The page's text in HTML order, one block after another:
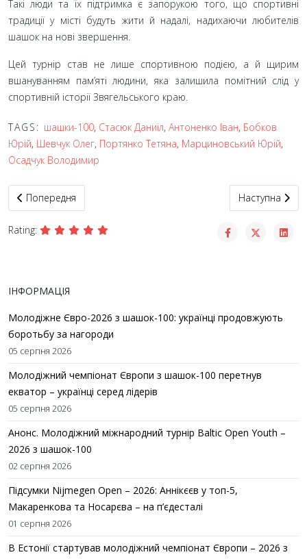
Такі люди та їх підтримка є запорукою того, що спортивні
традиції у місті будуть жити й надалі, надихаючи любителів
шашок на нові звершення.
Цей турнір став не лише спортивною подією, а й щирим
вшануванням пам’яті людини, яка залишила помітний слід у
спортивній історії Звягельського краю.
TAGS: шашки-100, Стасюк Даниїл, Антоненко Іван, Бобков
Юрій, Шевчук Олег, Портянко Тетяна, Марциновський Юрій,
Осадчук Володимир
Попередня стаття: Бібліотека для шашкової спільноти
Попередня Наступна
Наступна
Rating:
ІНФОРМАЦІЯ
Молодіжне Євро-2026 з шашок-100: українці продовжують
боротьбу за нагороди
05 серпня 2026
Молодіжний чемпіонат Європи з шашок-100 перетнув
екватор – українці серед лідерів
05 серпня 2026
Анонс. Молодіжний міжнародний турнір Baltic Open Youth –
2026 з шашок-100
02 серпня 2026
Підсумки Nijmegen Open – 2026: Аннікєєв у топ-5,
Макаренкова та Носарєва – на п’єдесталі
01 серпня 2026
В Естонії стартував молодіжний чемпіонат Європи – 2026 з